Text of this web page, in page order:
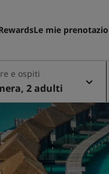
Le mie
e ospiti
2 adulti